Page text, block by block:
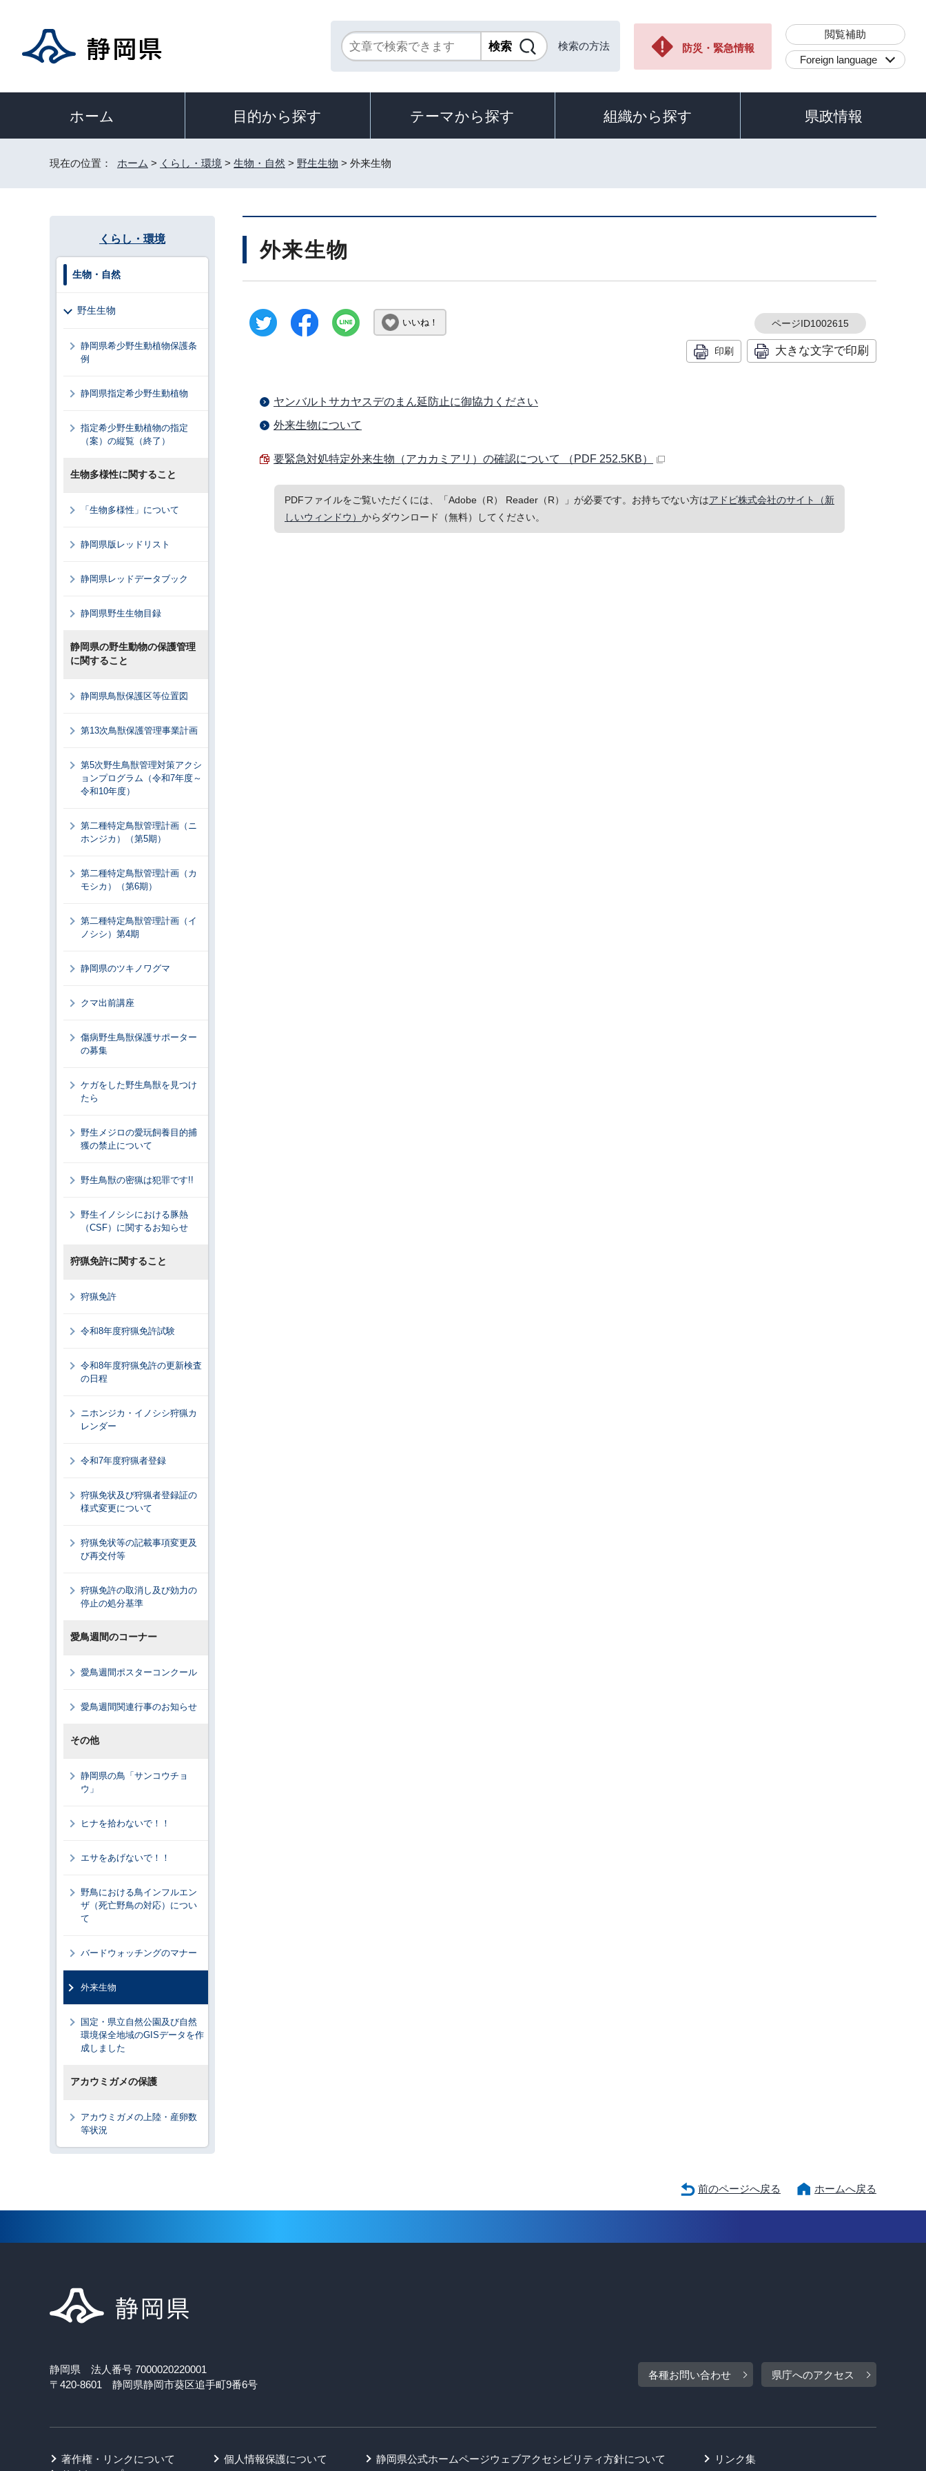
検索の方法 防災・緊急情報
閲覧補助
Foreign language
ホーム 目的から探す テーマから探す 組織から探す 県政情報
現在の位置： ホーム > くらし・環境 > 生物・自然 > 野生生物 > 外来生物
外来生物
いいね！ ページID1002615
印刷 大きな文字で印刷
ヤンバルトサカヤスデのまん延防止に御協力ください
外来生物について
要緊急対処特定外来生物（アカカミアリ）の確認について （PDF 252.5KB）
PDFファイルをご覧いただくには、「Adobe（R） Reader（R）」が必要です。お持ちでない方はアドビ株式会社のサイト（新
しいウィンドウ） からダウンロード（無料）してください。
くらし・環境
生物・自然
野生生物
静岡県希少野生動植物保護条
例
静岡県指定希少野生動植物
指定希少野生動植物の指定
（案）の縦覧（終了）
生物多様性に関すること
「生物多様性」について
静岡県版レッドリスト
静岡県レッドデータブック
静岡県野生生物目録
静岡県の野生動物の保護管理
に関すること
静岡県鳥獣保護区等位置図
第13次鳥獣保護管理事業計画
第5次野生鳥獣管理対策アクシ
ョンプログラム（令和7年度～
令和10年度）
第二種特定鳥獣管理計画（ニ
ホンジカ）（第5期）
第二種特定鳥獣管理計画（カ
モシカ）（第6期）
第二種特定鳥獣管理計画（イ
ノシシ）第4期
静岡県のツキノワグマ
クマ出前講座
傷病野生鳥獣保護サポーター
の募集
ケガをした野生鳥獣を見つけ
たら
野生メジロの愛玩飼養目的捕
獲の禁止について
野生鳥獣の密猟は犯罪です!!
野生イノシシにおける豚熱
（CSF）に関するお知らせ
狩猟免許に関すること
狩猟免許
令和8年度狩猟免許試験
令和8年度狩猟免許の更新検査
の日程
ニホンジカ・イノシシ狩猟カ
レンダー
令和7年度狩猟者登録
狩猟免状及び狩猟者登録証の
様式変更について
狩猟免状等の記載事項変更及
び再交付等
狩猟免許の取消し及び効力の
停止の処分基準
愛鳥週間のコーナー
愛鳥週間ポスターコンクール
愛鳥週間関連行事のお知らせ
その他
静岡県の鳥「サンコウチョ
ウ」
ヒナを拾わないで！！
エサをあげないで！！
野鳥における鳥インフルエン
ザ（死亡野鳥の対応）につい
て
バードウォッチングのマナー
外来生物
国定・県立自然公園及び自然
環境保全地域のGISデータを作
成しました
アカウミガメの保護
アカウミガメの上陸・産卵数
等状況
前のページへ戻る ホームへ戻る
静岡県 法人番号 7000020220001
〒420-8601 静岡県静岡市葵区追手町9番6号
各種お問い合わせ 県庁へのアクセス
著作権・リンクについて 個人情報保護について 静岡県公式ホームページウェブアクセシビリティ方針について
リンク集